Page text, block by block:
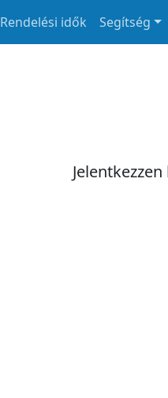
Rendelési idők Segítség